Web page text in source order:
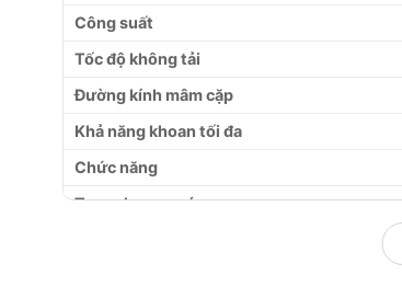
Công suất
Tốc độ không tải
Đường kính mâm cặp
Khả năng khoan tối đa
Chức năng
Trọng lượng máy